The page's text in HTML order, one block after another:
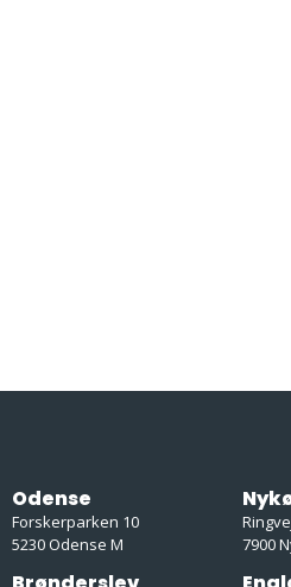
Odense
Forskerparken 10
5230 Odense M
7900